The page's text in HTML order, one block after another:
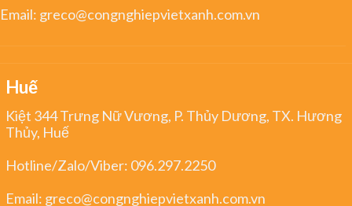
Email: greco@congnghiepvietxanh.com.vn
Huế
Kiệt 344 Trưng Nữ Vương, P. Thủy Dương, TX. Hương
Thủy, Huế
Hotline/Zalo/Viber: 096.297.2250
Email: greco@congnghiepvietxanh.com.vn